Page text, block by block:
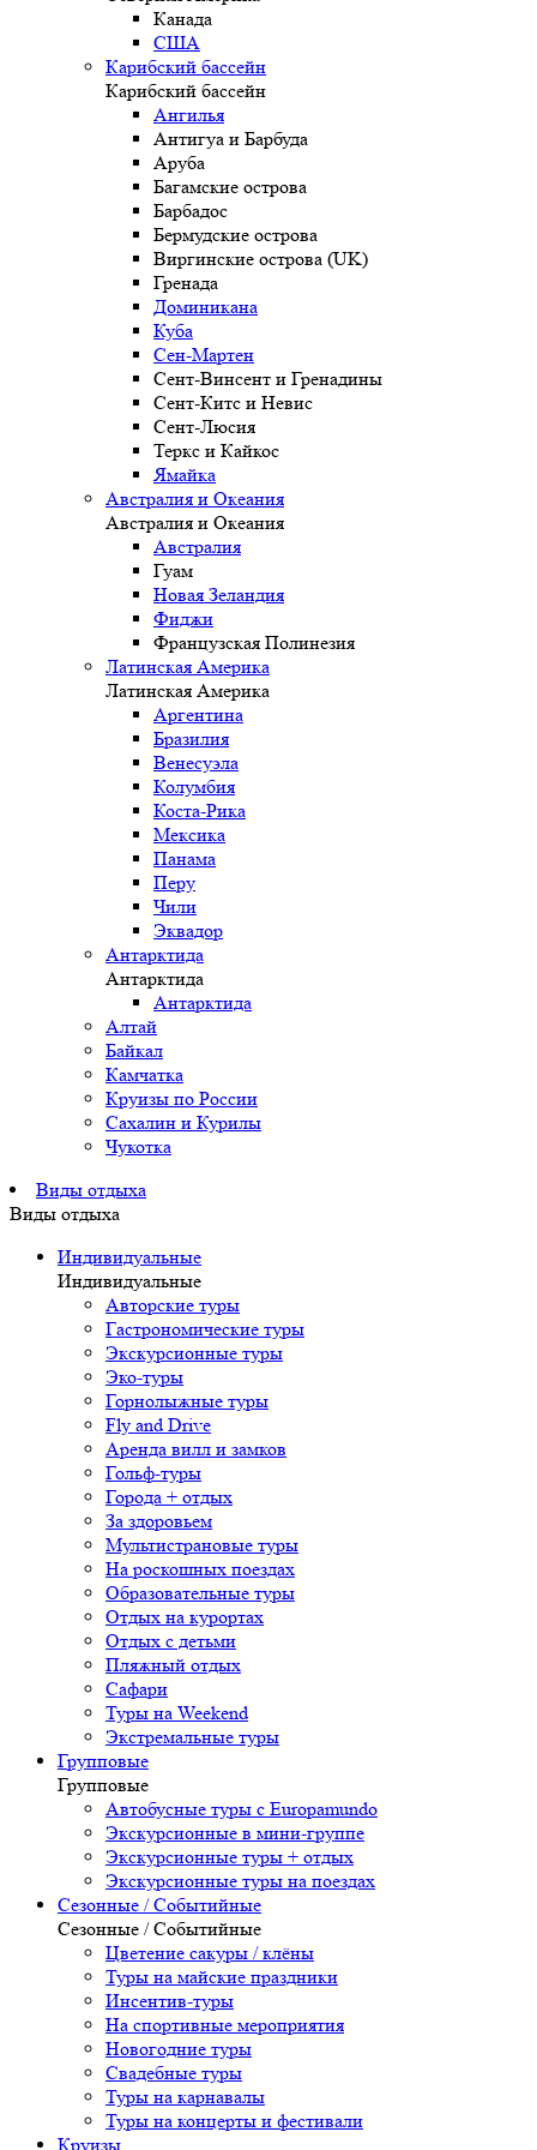
Канада
США
Карибский бассейн
Карибский бассейн
Ангилья
Антигуа и Барбуда
Аруба
Багамские острова
Барбадос
Бермудские острова
Виргинские острова (UK)
Гренада
Доминикана
Куба
Сен-Мартен
Сент-Винсент и Гренадины
Сент-Китс и Невис
Сент-Люсия
Теркс и Кайкос
Ямайка
Австралия и Океания
Австралия и Океания
Австралия
Гуам
Новая Зеландия
Фиджи
Французская Полинезия
Латинская Америка
Латинская Америка
Аргентина
Бразилия
Венесуэла
Колумбия
Коста-Рика
Мексика
Панама
Перу
Чили
Эквадор
Антарктида
Антарктида
Антарктида
Алтай
Байкал
Камчатка
Круизы по России
Сахалин и Курилы
Чукотка
Виды отдыха
Виды отдыха
Индивидуальные
Индивидуальные
Авторские туры
Гастрономические туры
Экскурсионные туры
Эко-туры
Горнолыжные туры
Fly and Drive
Аренда вилл и замков
Гольф-туры
Города + отдых
За здоровьем
Мультистрановые туры
На роскошных поездах
Образовательные туры
Отдых на курортах
Отдых с детьми
Пляжный отдых
Сафари
Туры на Weekend
Экстремальные туры
Групповые
Групповые
Автобусные туры с Europamundo
Экскурсионные в мини-группе
Экскурсионные туры + отдых
Экскурсионные туры на поездах
Сезонные / Событийные
Сезонные / Событийные
Цветение сакуры / клёны
Туры на майские праздники
Инсентив-туры
На спортивные мероприятия
Новогодние туры
Свадебные туры
Туры на карнавалы
Туры на концерты и фестивали
Круизы